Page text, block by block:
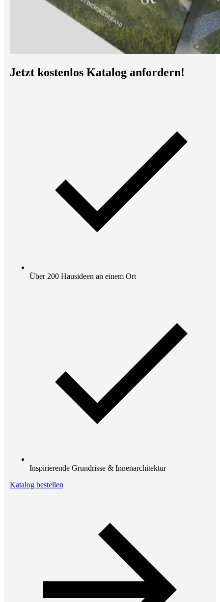
Jetzt kostenlos Katalog anfordern!
Über 200 Hausideen an einem Ort
Inspirierende Grundrisse & Innenarchitektur
Katalog bestellen